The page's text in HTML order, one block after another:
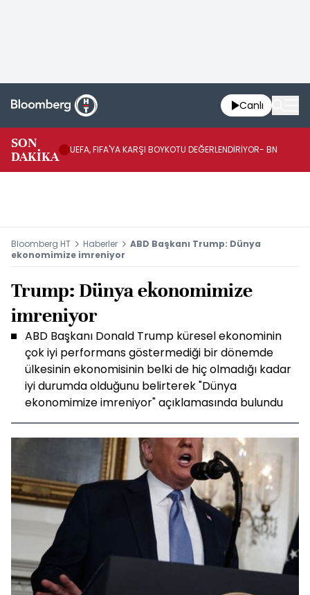
Canlı
SON
DAKİKA
UEFA, FIFA'YA KARŞI BOYKOTU DEĞERLENDİRİYOR- BN
Bloomberg HT Haberler
ABD Başkanı Trump: Dünya
ekonomimize imreniyor
Trump: Dünya ekonomimize
imreniyor
ABD Başkanı Donald Trump küresel ekonominin
çok iyi performans göstermediği bir dönemde
ülkesinin ekonomisinin belki de hiç olmadığı kadar
iyi durumda olduğunu belirterek "Dünya
ekonomimize imreniyor" açıklamasında bulundu